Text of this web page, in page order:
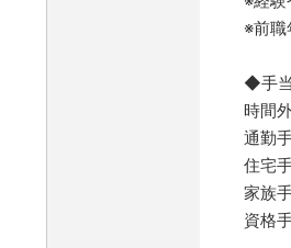
※前職
◆手当
時間
通勤
住宅
家族
資格